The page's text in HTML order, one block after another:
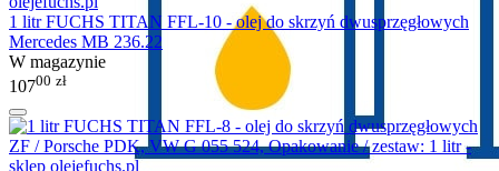
1 litr FUCHS TITAN FFL-10 - olej do skrzyń dwusprzęgłowych
Mercedes MB 236.22
W magazynie
10700 zł